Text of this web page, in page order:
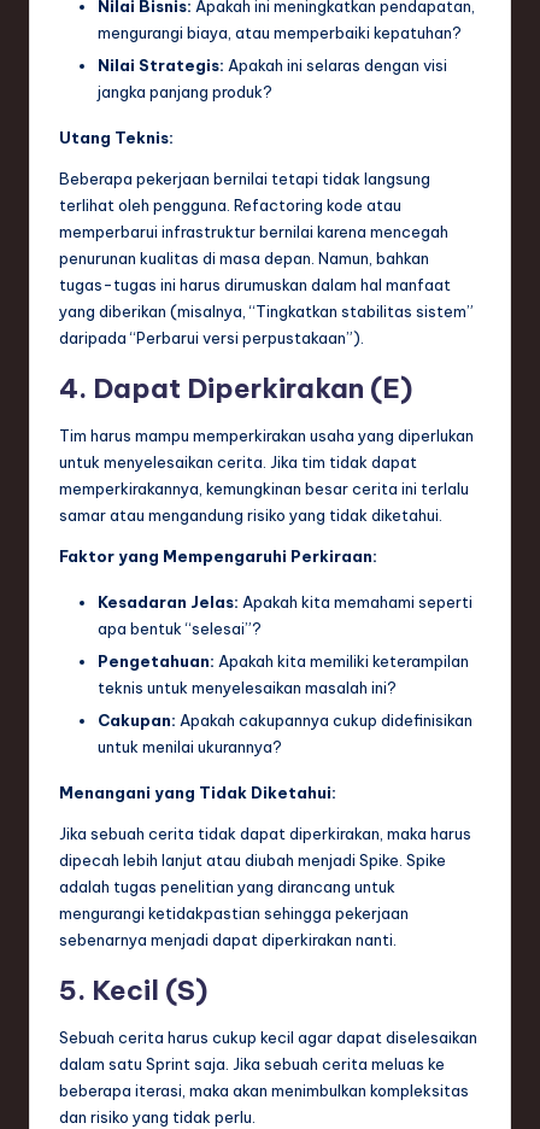
Nilai Bisnis: Apakah ini meningkatkan pendapatan,
mengurangi biaya, atau memperbaiki kepatuhan?
Nilai Strategis: Apakah ini selaras dengan visi
jangka panjang produk?
Utang Teknis:
Beberapa pekerjaan bernilai tetapi tidak langsung
terlihat oleh pengguna. Refactoring kode atau
memperbarui infrastruktur bernilai karena mencegah
penurunan kualitas di masa depan. Namun, bahkan
tugas-tugas ini harus dirumuskan dalam hal manfaat
yang diberikan (misalnya, “Tingkatkan stabilitas sistem”
daripada “Perbarui versi perpustakaan”).
4. Dapat Diperkirakan (E)
Tim harus mampu memperkirakan usaha yang diperlukan
untuk menyelesaikan cerita. Jika tim tidak dapat
memperkirakannya, kemungkinan besar cerita ini terlalu
samar atau mengandung risiko yang tidak diketahui.
Faktor yang Mempengaruhi Perkiraan:
Kesadaran Jelas: Apakah kita memahami seperti
apa bentuk “selesai”?
Pengetahuan: Apakah kita memiliki keterampilan
teknis untuk menyelesaikan masalah ini?
Cakupan: Apakah cakupannya cukup didefinisikan
untuk menilai ukurannya?
Menangani yang Tidak Diketahui:
Jika sebuah cerita tidak dapat diperkirakan, maka harus
dipecah lebih lanjut atau diubah menjadi Spike. Spike
adalah tugas penelitian yang dirancang untuk
mengurangi ketidakpastian sehingga pekerjaan
sebenarnya menjadi dapat diperkirakan nanti.
5. Kecil (S)
Sebuah cerita harus cukup kecil agar dapat diselesaikan
dalam satu Sprint saja. Jika sebuah cerita meluas ke
beberapa iterasi, maka akan menimbulkan kompleksitas
dan risiko yang tidak perlu.